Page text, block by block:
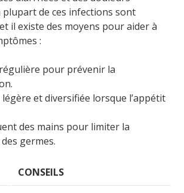
plupart de ces infections sont
il existe des moyens pour aider à
:
pour prévenir la
et diversifiée lorsque l’appétit
des mains pour limiter la
germes.
CONSEILS